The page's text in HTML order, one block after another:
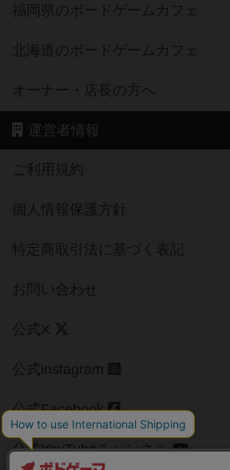
福岡県のボードゲームカフェ
北海道のボードゲームカフェ
オーナー・店長の方へ
運営者情報
ご利用規約
個人情報保護方針
特定商取引法に基づく表記
お問い合わせ
公式X
公式instagram
公式Facebook
公式YouTubeチャンネル